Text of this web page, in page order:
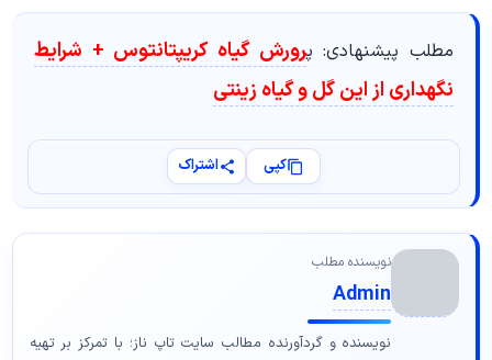
مطلب پیشنهادی: پرورش گیاه کریپتانتوس + شرایط
نگهداری از این گل و گیاه زینتی
کپی اشتراک
نویسنده مطلب
Admin
نویسنده و گردآورنده مطالب سایت تاپ ناز؛ با تمرکز بر تهیه